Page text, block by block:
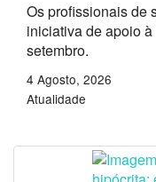
Os profissionais de
iniciativa de apoio
setembro.
4 Agosto, 2026
Atualidade